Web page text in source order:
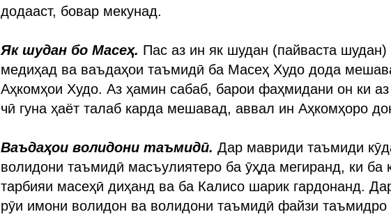
додааст, бовар мекунад.
Як шудан бо Масеҳ. Пас аз ин як шудан (пайваста
медиҳад ва ваъдаҳои таъмидӣ ба Масеҳ Худо дода
Аҳкомҳои Худо. Аз ҳамин сабаб, барои фаҳмидани он ки
чӣ гуна ҳаёт талаб карда мешавад, аввал ин Аҳкомҳоро
Ваъдаҳои волидони таъмидӣ. Дар мавриди таъмиди
волидони таъмидӣ масъулиятеро ба ӯҳда мегиранд, ки ба
тарбияи масеҳӣ диҳанд ва ба Калисо шарик гардонанд.
рӯи имони волидон ва волидони таъмидӣ файзи таъмидро